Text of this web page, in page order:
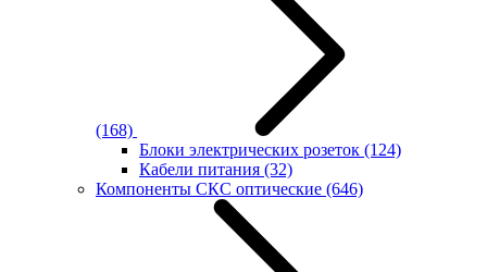
(168)
Блоки электрических розеток (124)
Кабели питания (32)
Компоненты СКС оптические (646)